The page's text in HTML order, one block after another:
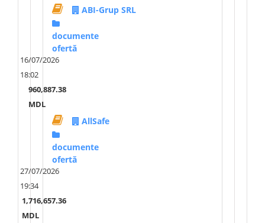
ABI-Grup SRL
documente
ofertă
16/07/2026
18:02
960,887.38
MDL
AllSafe
documente
ofertă
27/07/2026
19:34
1,716,657.36
MDL